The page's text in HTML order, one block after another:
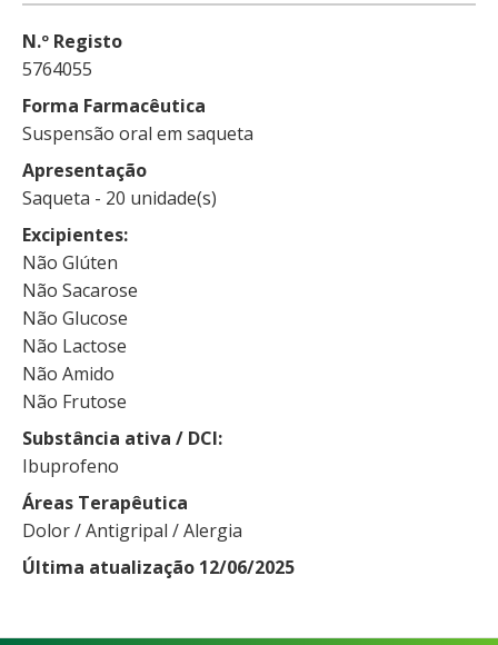
N.º Registo
5764055
Forma Farmacêutica
Suspensão oral em saqueta
Apresentação
Saqueta - 20 unidade(s)
Excipientes
Não Glúten
Não Sacarose
Não Glucose
Não Lactose
Não Amido
Não Frutose
Substância ativa / DCI
Ibuprofeno
Áreas Terapêutica
Dolor / Antigripal / Alergia
Última atualização 12/06/2025